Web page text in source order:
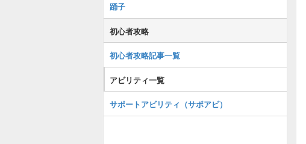
踊子
初心者攻略
初心者攻略記事一覧
アビリティ一覧
サポートアビリティ（サポアビ）